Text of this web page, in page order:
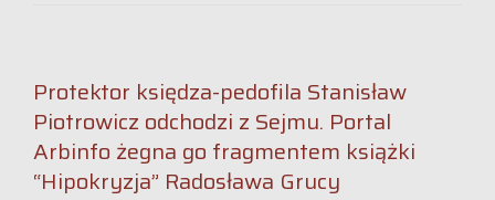
Protektor księdza-pedofila Stanisław
Piotrowicz odchodzi z Sejmu. Portal
Arbinfo żegna go fragmentem książki
“Hipokryzja” Radosława Grucy